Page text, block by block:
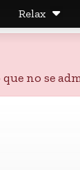
Relax
no se